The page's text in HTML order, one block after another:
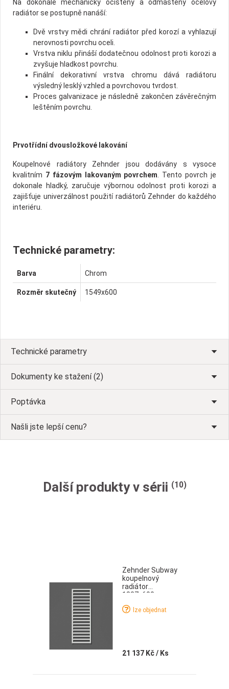
Na dokonale mechanicky očištěný a odmaštěný ocelový
radiátor se postupně nanáší:
Dvě vrstvy mědi chrání radiátor před korozí a vyhlazují
nerovnosti povrchu oceli.
Vrstva niklu přináší dodatečnou odolnost proti korozi a
zvyšuje hladkost povrchu.
Finální dekorativní vrstva chromu dává radiátoru
výsledný lesklý vzhled a povrchovou tvrdost.
Proces galvanizace je následně zakončen závěrečným
leštěním povrchu.
Prvotřídní dvousložkové lakování
Koupelnové radiátory Zehnder jsou dodávány s vysoce
kvalitním 7 fázovým lakovaným povrchem . Tento povrch je
dokonale hladký, zaručuje výbornou odolnost proti korozi a
zajišťuje univerzálnost použití radiátorů Zehnder do každého
interiéru.
Technické parametry:
Barva Chrom
Rozměr skutečný 1549x600
Technické parametry
Dokumenty ke stažení (2)
Poptávka
Našli jste lepší cenu?
Další produkty v sérii (10)
Zehnder Subway
koupelnový
radiátor
1837x600 mm
21 137 Kč/ Ks
lze objednat